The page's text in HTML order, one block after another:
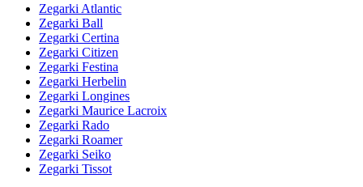
Zegarki Atlantic
Zegarki Ball
Zegarki Certina
Zegarki Citizen
Zegarki Festina
Zegarki Herbelin
Zegarki Longines
Zegarki Maurice Lacroix
Zegarki Rado
Zegarki Roamer
Zegarki Seiko
Zegarki Tissot